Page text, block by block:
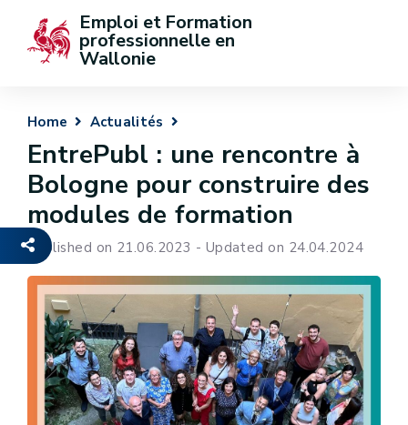
Emploi et Formation
professionnelle en
Wallonie
Home Actualités
EntrePubl : une rencontre à
Bologne pour construire des
modules de formation
Published on 21.06.2023 - Updated on 24.04.2024